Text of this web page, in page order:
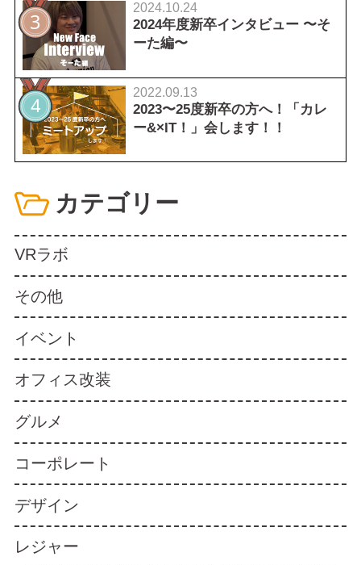
カテゴリー
VRラボ
その他
イベント
オフィス改装
グルメ
コーポレート
デザイン
レジャー
2024.10.24
2024年度新卒インタビュー 〜そ
ーた編〜
2022.09.13
2023〜25度新卒の方へ！「カレ
ー&×IT！」会します！！